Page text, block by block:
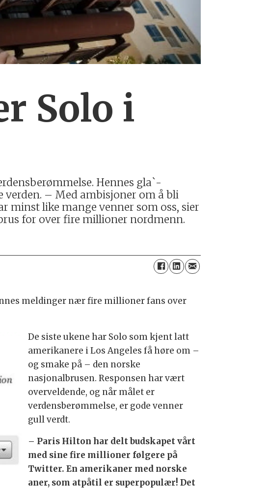
Solo i
Hennes gla`-
– Med ambisjoner om å bli
minst like mange venner som oss, sier
for over fire millioner nordmenn.
meldinger nær fire millioner fans over
De siste ukene har Solo som kjent latt
amerikanere i Los Angeles få høre om –
og smake på – den norske
nasjonalbrusen. Responsen har vært
overveldende, og når målet er
verdensberømmelse, er gode venner
gull verdt.
– Paris Hilton har delt budskapet vårt
med sine fire millioner følgere på
Twitter. En amerikaner med norske
aner, som atpåtil er superpopulær! Det